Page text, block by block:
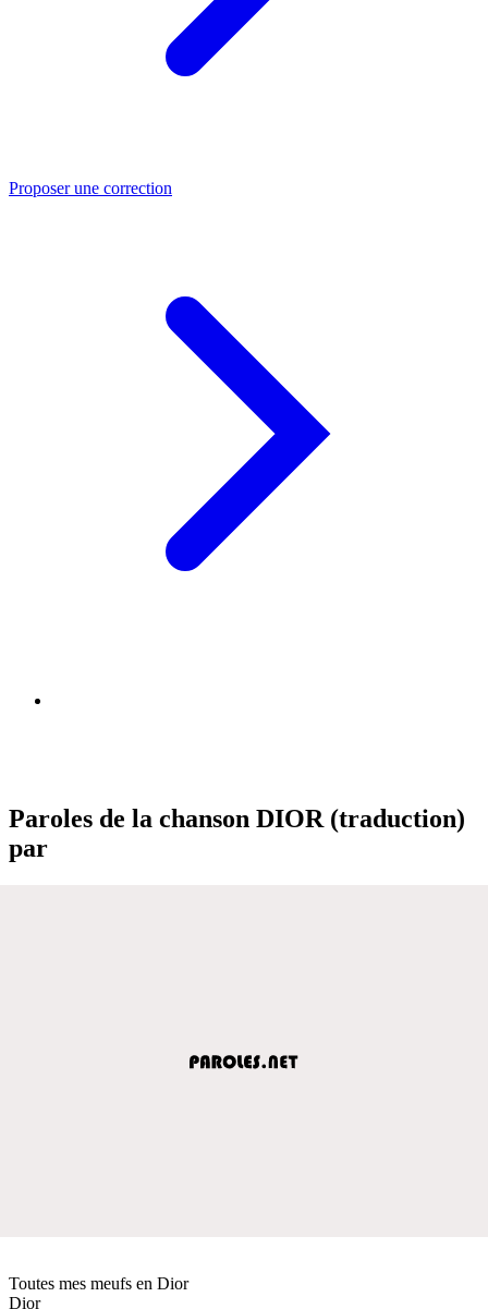
Proposer une correction
Paroles de la chanson DIOR (traduction)
par
Toutes mes meufs en Dior
Dior